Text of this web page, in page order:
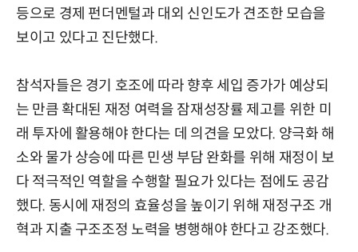
등으로 경제 펀더멘털과 대외 신인도가 견조한 모습을
보이고 있다고 진단했다.
참석자들은 경기 호조에 따라 향후 세입 증가가 예상되
는 만큼 확대된 재정 여력을 잠재성장률 제고를 위한 미
래 투자에 활용해야 한다는 데 의견을 모았다. 양극화 해
소와 물가 상승에 따른 민생 부담 완화를 위해 재정이 보
다 적극적인 역할을 수행할 필요가 있다는 점에도 공감
했다. 동시에 재정의 효율성을 높이기 위해 재정구조 개
혁과 지출 구조조정 노력을 병행해야 한다고 강조했다.